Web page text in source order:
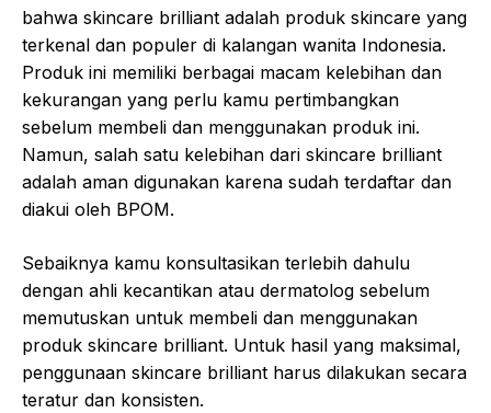
bahwa skincare brilliant adalah produk skincare yang
terkenal dan populer di kalangan wanita Indonesia.
Produk ini memiliki berbagai macam kelebihan dan
kekurangan yang perlu kamu pertimbangkan
sebelum membeli dan menggunakan produk ini.
Namun, salah satu kelebihan dari skincare brilliant
adalah aman digunakan karena sudah terdaftar dan
diakui oleh BPOM.
Sebaiknya kamu konsultasikan terlebih dahulu
dengan ahli kecantikan atau dermatolog sebelum
memutuskan untuk membeli dan menggunakan
produk skincare brilliant. Untuk hasil yang maksimal,
penggunaan skincare brilliant harus dilakukan secara
teratur dan konsisten.